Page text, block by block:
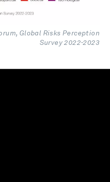
Global Risks Perception
Survey 2022-2023